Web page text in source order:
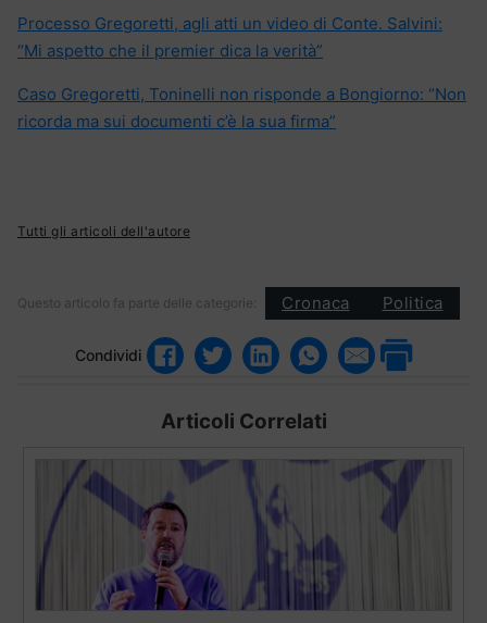
Processo Gregoretti, agli atti un video di Conte. Salvini:
“Mi aspetto che il premier dica la verità”
Caso Gregoretti, Toninelli non risponde a Bongiorno: “Non
ricorda ma sui documenti c’è la sua firma”
Tutti gli articoli dell'autore
Questo articolo fa parte delle categorie: Cronaca Politica
Condividi
Articoli Correlati